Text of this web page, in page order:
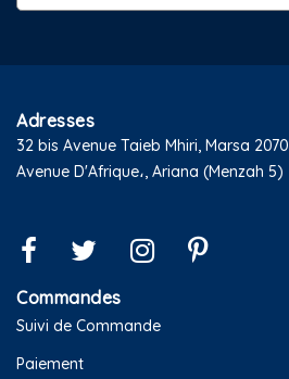
Adresses
32 bis Avenue Taieb Mhiri, Marsa 2070
Avenue D'Afrique،, Ariana (Menzah 5)
Commandes
Suivi de Commande
Paiement